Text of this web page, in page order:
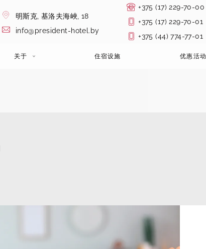
明斯克, 基洛夫海峽, 18
info@president-hotel.by
+375 (17) 229-70-00
+375 (17) 229-70-01
+375 (44) 774-77-01
关于 住宿设施 优惠活动